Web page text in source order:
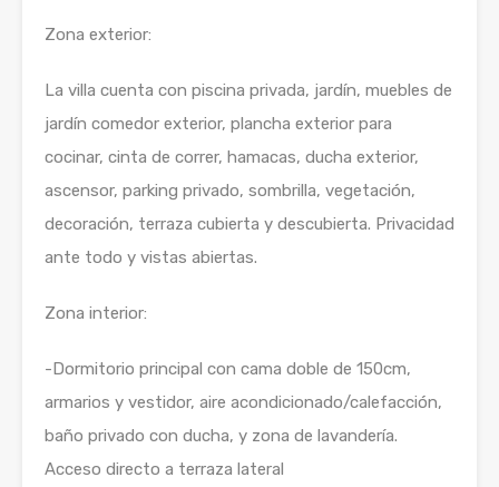
Zona exterior:
La villa cuenta con piscina privada, jardín, muebles de
jardín comedor exterior, plancha exterior para
cocinar, cinta de correr, hamacas, ducha exterior,
ascensor, parking privado, sombrilla, vegetación,
decoración, terraza cubierta y descubierta. Privacidad
ante todo y vistas abiertas.
Zona interior:
-Dormitorio principal con cama doble de 150cm,
armarios y vestidor, aire acondicionado/calefacción,
baño privado con ducha, y zona de lavandería.
Acceso directo a terraza lateral